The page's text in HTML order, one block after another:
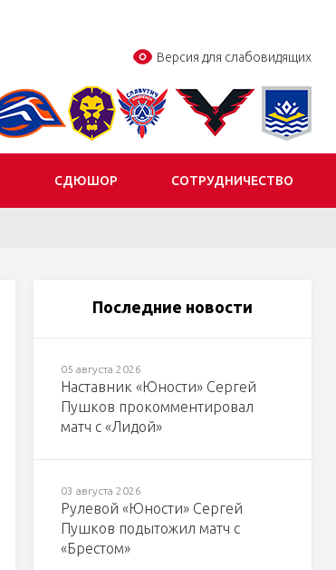
Версия для слабовидящих
СДЮШОР СОТРУДНИЧЕСТВО
Последние новости
05 августа 2026
Наставник «Юности» Сергей
Пушков прокомментировал
матч с «Лидой»
03 августа 2026
Рулевой «Юности» Сергей
Пушков подытожил матч с
«Брестом»